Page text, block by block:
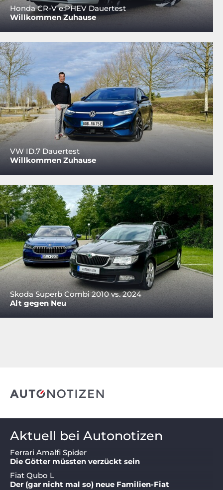
Honda CR-V e:PHEV Dauertest
Willkommen Zuhause
VW ID.7 Dauertest
Willkommen Zuhause
Skoda Superb Combi 2010 vs. 2024
Alt gegen Neu
Aktuell bei Autonotizen
Ferrari Amalfi Spider
Die Götter müssten verzückt sein
Fiat Qubo L
Der (gar nicht mal so) neue Familien-Fiat